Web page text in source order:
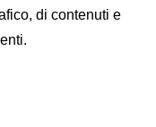
di contenuti e